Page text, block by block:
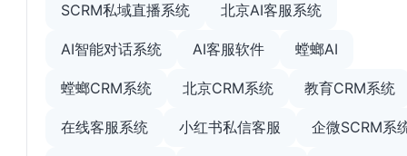
SCRM私域直播系统 北京AI客服系统
AI智能对话系统 AI客服软件 螳螂AI
螳螂CRM系统 北京CRM系统 教育CRM系统
在线客服系统 小红书私信客服 企微SCRM系